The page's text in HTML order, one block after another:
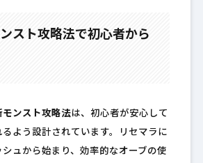
スト攻略法で初心者から
モンスト攻略法は、初心者が安心して
よう設計されています。リセマラに
ュから始まり、効率的なオーブの使